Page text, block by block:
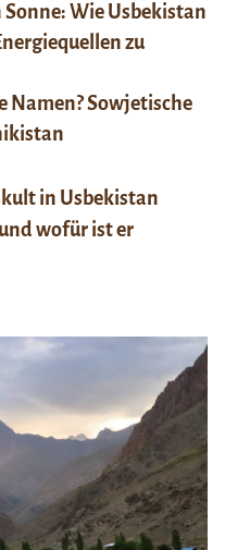
Wie Usbekistan
zu
Namen? Sowjetische
in Usbekistan
wofür ist er